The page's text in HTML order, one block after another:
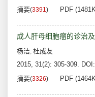
摘要(3391) PDF
成人肝母细胞瘤的诊治
杨洁, 杜成友
2015, 31(2): 305-309. DOI:
摘要(3326) PDF